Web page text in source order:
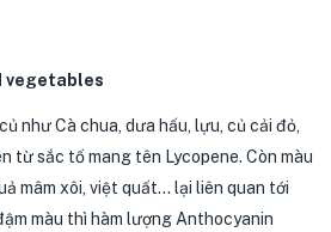
như Cà chua, dưa hấu, lựu, củ cải đỏ,
từ sắc tố mang tên Lycopene. Còn màu
mâm xôi, việt quất… lại liên quan tới
màu thì hàm lượng Anthocyanin